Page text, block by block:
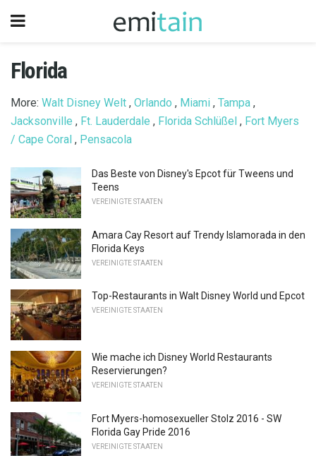
Florida
More: Walt Disney Welt , Orlando , Miami , Tampa ,
Jacksonville , Ft. Lauderdale , Florida Schlüßel , Fort Myers
/ Cape Coral , Pensacola
Das Beste von Disney's Epcot für Tweens und
Teens
VEREINIGTE STAATEN
Amara Cay Resort auf Trendy Islamorada in den
Florida Keys
VEREINIGTE STAATEN
Top-Restaurants in Walt Disney World und Epcot
VEREINIGTE STAATEN
Wie mache ich Disney World Restaurants
Reservierungen?
VEREINIGTE STAATEN
Fort Myers-homosexueller Stolz 2016 - SW
Florida Gay Pride 2016
VEREINIGTE STAATEN